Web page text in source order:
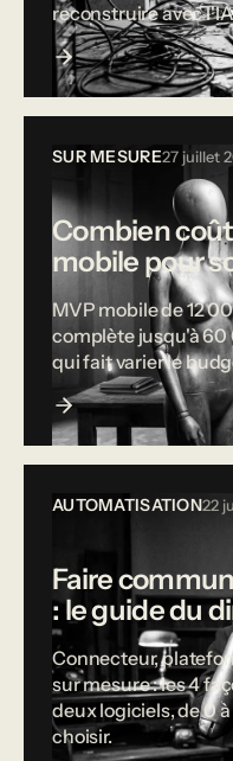
reconstruire avec
SUR MESURE27 juillet
Combien
mobile pour
MVP mobile de 12
complète jusqu'à 60
qui fait varier le
AUTOMATISATION22
Faire
: le guide du
Connecteur,
sur mesure : les 4
deux logiciels, de 0
choisir.